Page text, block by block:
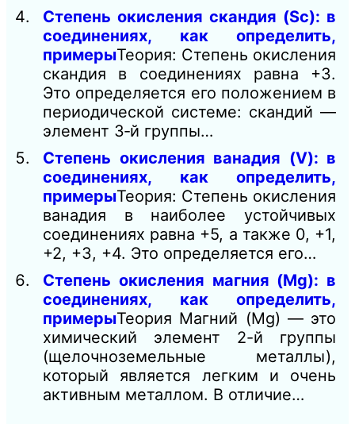
Степень окисления скандия (Sc): в
соединениях, как определить,
примерыТеория: Степень окисления
скандия в соединениях равна +3.
Это определяется его положением в
периодической системе: скандий —
элемент 3‑й группы…
Степень окисления ванадия (V): в
соединениях, как определить,
примерыТеория: Степень окисления
ванадия в наиболее устойчивых
соединениях равна +5, а также 0, +1,
+2, +3, +4. Это определяется его…
Степень окисления магния (Mg): в
соединениях, как определить,
примерыТеория Магний (Mg) — это
химический элемент 2-й группы
(щелочноземельные металлы),
который является легким и очень
активным металлом. В отличие…